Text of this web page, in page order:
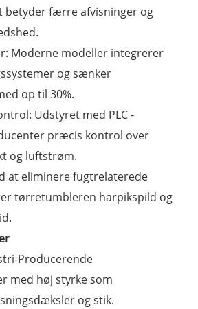
betyder færre afvisninger og
Moderne modeller integrerer
og sænker
op til 30%.
Udstyret med PLC -
præcis kontrol over
og luftstrøm.
at eliminere fugtrelaterede
tørretumbleren harpikspild og
Producerende
med høj styrke som
og stik.